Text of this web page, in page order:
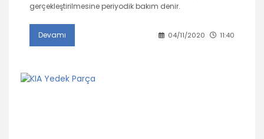
gerçekleştirilmesine periyodik bakım denir.
Devamı 04/11/2020 11:40